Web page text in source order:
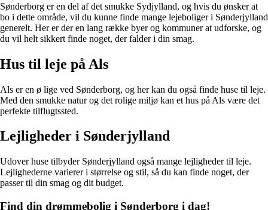
Sønderborg er en del af det smukke Sydjylland, og hvis du ønsker at
bo i dette område, vil du kunne finde mange lejeboliger i Sønderjylland
generelt. Her er der en lang række byer og kommuner at udforske, og
du vil helt sikkert finde noget, der falder i din smag.
Hus til leje på Als
Als er en ø lige ved Sønderborg, og her kan du også finde huse til leje.
Med den smukke natur og det rolige miljø kan et hus på Als være det
perfekte tilflugtssted.
Lejligheder i Sønderjylland
Udover huse tilbyder Sønderjylland også mange lejligheder til leje.
Lejlighederne varierer i størrelse og stil, så du kan finde noget, der
passer til din smag og dit budget.
Find din drømmebolig i Sønderborg i dag!